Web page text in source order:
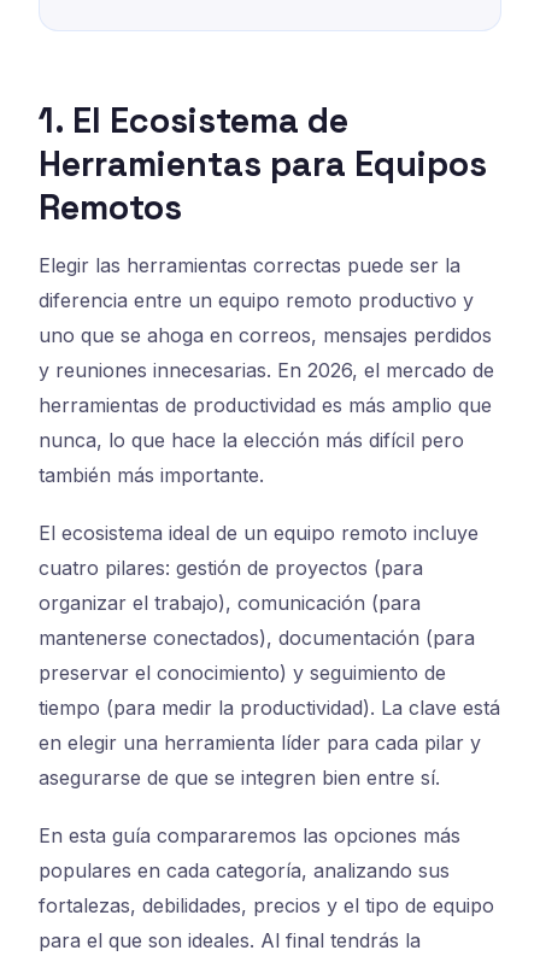
1. El Ecosistema de
Herramientas para Equipos
Remotos
Elegir las herramientas correctas puede ser la
diferencia entre un equipo remoto productivo y
uno que se ahoga en correos, mensajes perdidos
y reuniones innecesarias. En 2026, el mercado de
herramientas de productividad es más amplio que
nunca, lo que hace la elección más difícil pero
también más importante.
El ecosistema ideal de un equipo remoto incluye
cuatro pilares: gestión de proyectos (para
organizar el trabajo), comunicación (para
mantenerse conectados), documentación (para
preservar el conocimiento) y seguimiento de
tiempo (para medir la productividad). La clave está
en elegir una herramienta líder para cada pilar y
asegurarse de que se integren bien entre sí.
En esta guía compararemos las opciones más
populares en cada categoría, analizando sus
fortalezas, debilidades, precios y el tipo de equipo
para el que son ideales. Al final tendrás la